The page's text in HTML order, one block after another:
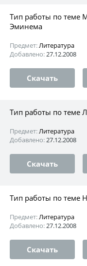
Тип работы по теме
Эминема
Предмет:Литература
Добавлено:27.12.2008
Скачать
Тип работы по теме
Предмет:Литература
Добавлено:27.12.2008
Скачать
Тип работы по теме
Предмет:Литература
Добавлено:27.12.2008
Скачать